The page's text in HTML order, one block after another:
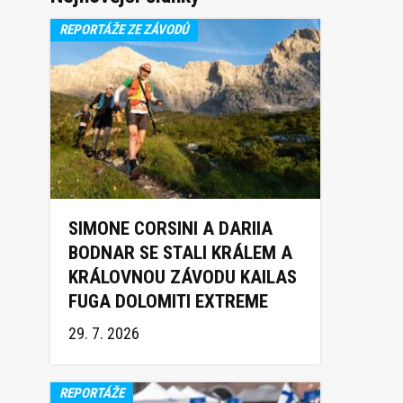
REPORTÁŽE ZE ZÁVODŮ
SIMONE CORSINI A DARIIA
BODNAR SE STALI KRÁLEM A
KRÁLOVNOU ZÁVODU KAILAS
FUGA DOLOMITI EXTREME
TRAIL 2026
29. 7. 2026
REPORTÁŽE